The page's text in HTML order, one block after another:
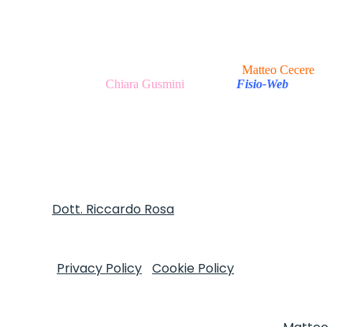
Matteo Cecere
Chiara Gusmini Fisio-Web
Dott. Riccardo Rosa
Privacy Policy Cookie Policy